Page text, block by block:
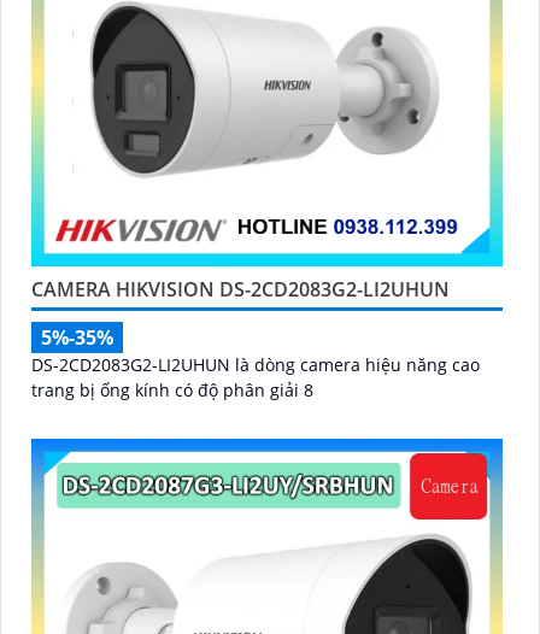
CAMERA HIKVISION DS-2CD2083G2-LI2UHUN
5%-35%
DS-2CD2083G2-LI2UHUN là dòng camera hiệu năng cao
trang bị ống kính có độ phân giải 8